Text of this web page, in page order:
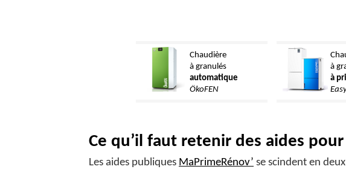
Chaudière
à granulés
automatique
ÖkoFEN
à
à
Ce qu’il faut retenir des aides
Les aides publiques MaPrimeRénov’ se scindent en